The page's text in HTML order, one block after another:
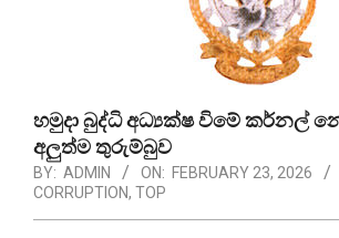
හමුදා බුද්ධි අධ්‍යක්ෂ විමේ කර්නල්
අලුත්ම තුරුම්බුව
BY: ADMIN ON: FEBRUARY 23, 2026
CORRUPTION, TOP